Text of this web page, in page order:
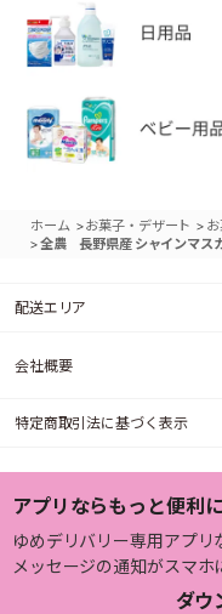
ホーム >お菓子・デザート >
>全農 長野県産 シャインマ
配送エリア
会社概要
特定商取引法に基づく表示
アプリならもっと便利
ゆめデリバリー専用アプリ
メッセージの通知がスマホ
ダウ